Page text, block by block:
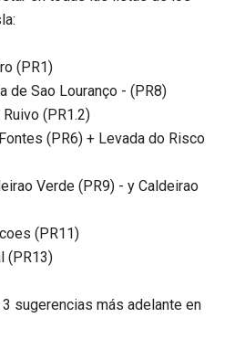
(PR1)
de Sao Louranço - (PR8)
(PR1.2)
(PR6) + Levada do Risco
Verde (PR9) - y Caldeirao
(PR11)
(PR13)
sugerencias más adelante en